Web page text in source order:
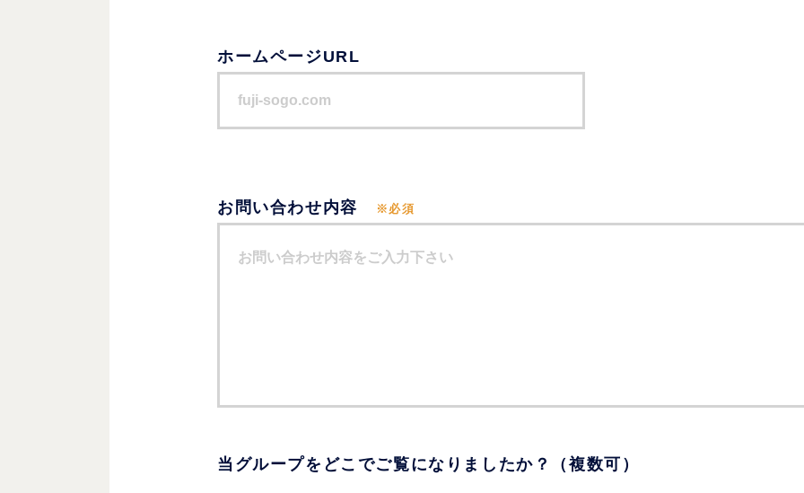
ホームページURL
お問い合わせ内容 ※必須
当グループをどこでご覧になりましたか？（複数可）